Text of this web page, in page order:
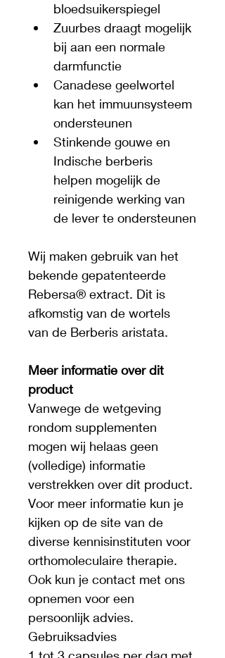
bloedsuikerspiegel
Zuurbes draagt mogelijk
bij aan een normale
darmfunctie
Canadese geelwortel
kan het immuunsysteem
ondersteunen
Stinkende gouwe en
Indische berberis
helpen mogelijk de
reinigende werking van
de lever te ondersteunen
Wij maken gebruik van het
bekende gepatenteerde
Rebersa® extract. Dit is
afkomstig van de wortels
van de Berberis aristata.
Meer informatie over dit
product
Vanwege de wetgeving
rondom supplementen
mogen wij helaas geen
(volledige) informatie
verstrekken over dit product.
Voor meer informatie kun je
kijken op de site van de
diverse kennisinstituten voor
orthomoleculaire therapie.
Ook kun je contact met ons
opnemen voor een
persoonlijk advies.
Gebruiksadvies